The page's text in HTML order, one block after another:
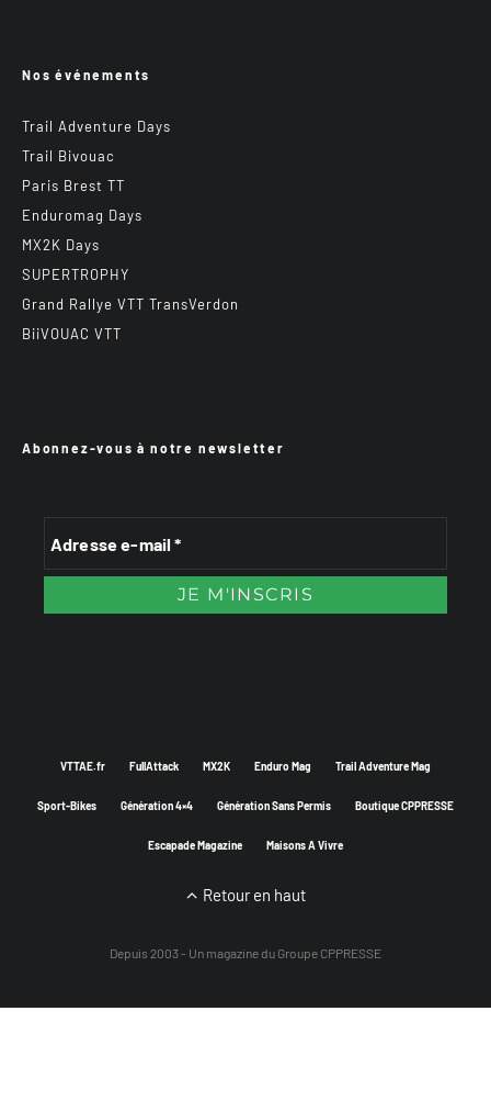
Nos événements
Trail Adventure Days
Trail Bivouac
Paris Brest TT
Enduromag Days
MX2K Days
SUPERTROPHY
Grand Rallye VTT TransVerdon
BiiVOUAC VTT
Abonnez-vous à notre newsletter
VTTAE.fr FullAttack MX2K Enduro Mag Trail Adventure Mag
Sport-Bikes Génération 4×4 Génération Sans Permis Boutique CPPRESSE
Escapade Magazine Maisons A Vivre
Retour en haut
Depuis 2003 - Un magazine du Groupe CPPRESSE